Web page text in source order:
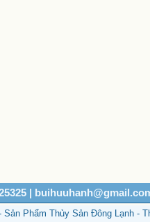
|
Sản Phẩm Thủy Sản Đông Lạnh -